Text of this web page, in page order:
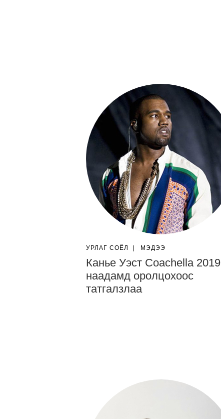
УРЛАГ СОЁЛ МЭДЭЭ
Канье Уэст Coachella 2019
наадамд оролцохоос
татгалзлаа